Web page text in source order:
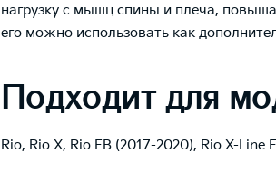
нагрузку с мышц спины и плеча,
его можно использовать как
Подходит для
Rio, Rio X, Rio FB (2017-2020), Rio X-Line